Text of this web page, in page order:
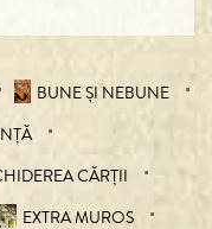
BUNE ȘI NEBUNE
CĂRȚII
EXTRA MUROS